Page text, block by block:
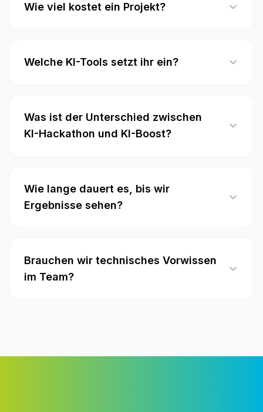
Wie viel kostet ein Projekt?
Welche KI-Tools setzt ihr ein?
Was ist der Unterschied zwischen
KI-Hackathon und KI-Boost?
Wie lange dauert es, bis wir
Ergebnisse sehen?
Brauchen wir technisches Vorwissen
im Team?